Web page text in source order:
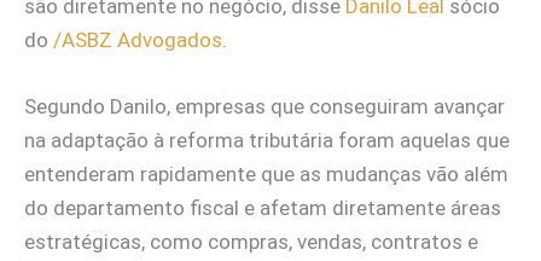
são diretamente no negócio, disse Danilo Leal sócio
do /ASBZ Advogados
Segundo Danilo, empresas que conseguiram avançar
na adaptação à reforma tributária foram aquelas que
entenderam rapidamente que as mudanças vão além
do departamento fiscal e afetam diretamente áreas
estratégicas, como compras, vendas, contratos e